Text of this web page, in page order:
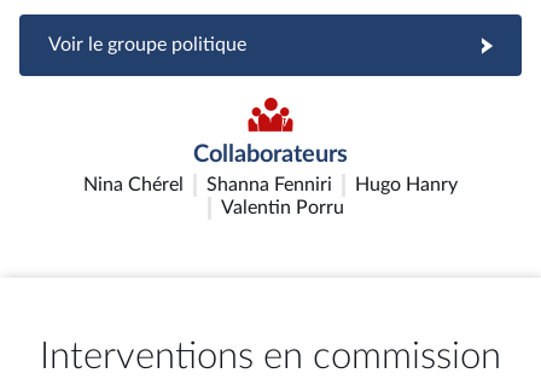
Voir le groupe politique
Collaborateurs
Nina Chérel Shanna Fenniri
Hugo Hanry
Valentin Porru
Interventions en commission